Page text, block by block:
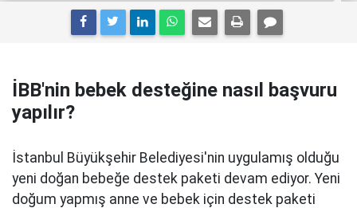
İBB'nin bebek desteğine nasıl başvuru
yapılır?
İstanbul Büyükşehir Belediyesi'nin uygulamış olduğu
yeni doğan bebeğe destek paketi devam ediyor. Yeni
doğum yapmış anne ve bebek için destek paketi